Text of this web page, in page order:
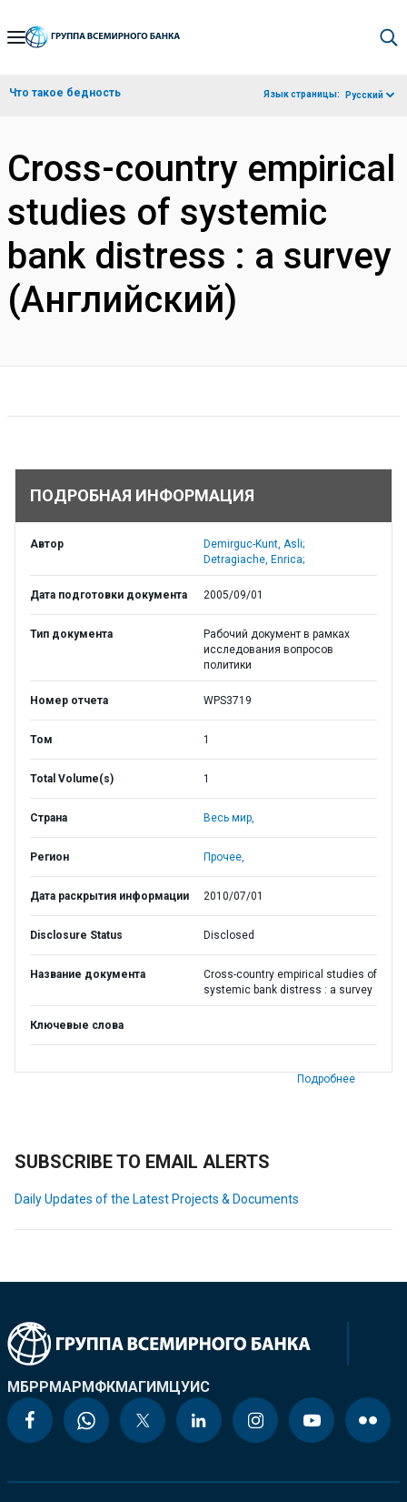
Skip
Navigation
Что такое бедность Язык страницы: Русский
Cross-country empirical
studies of systemic
bank distress : a survey
(Английский)
ПОДРОБНАЯ ИНФОРМАЦИЯ
Автор
Demirguc-Kunt, Asli;
Detragiache, Enrica;
Дата подготовки документа 2005/09/01
Тип документа
Рабочий документ в рамках
исследования вопросов
политики
Номер отчета WPS3719
Том 1
Total Volume(s) 1
Страна Весь мир,
Регион Прочее,
Дата раскрытия информации 2010/07/01
Disclosure Status Disclosed
Название документа
Cross-country empirical studies of
systemic bank distress : a survey
Ключевые слова
Подробнее
SUBSCRIBE TO EMAIL ALERTS
Daily Updates of the Latest Projects & Documents
МБРРМАРМФКМАГИМЦУИС